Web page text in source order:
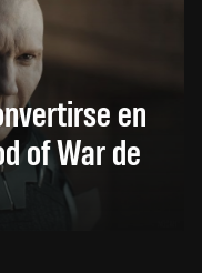
en
of War de